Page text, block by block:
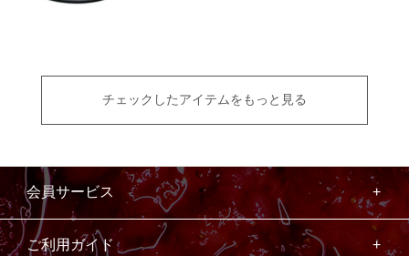
チェックしたアイテムをもっと見る
会員サービス
ご利用ガイド